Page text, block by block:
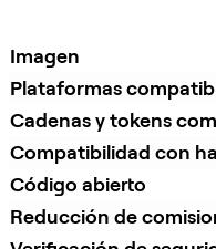
Imagen
Plataformas
Cadenas y tokens
Compatibilidad con
Código abierto
Reducción de